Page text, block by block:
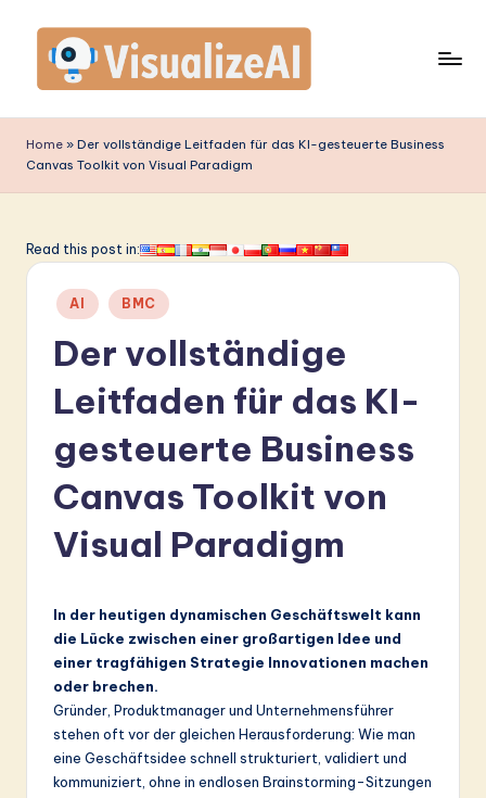
content
is
u
li
A
m
Home » Der vollständige Leitfaden für das KI-gesteuerte Business
Canvas Toolkit von Visual Paradigm
Read this post in:
Posted
in
AI BMC
Der vollständige
Leitfaden für das KI-
gesteuerte Business
Canvas Toolkit von
Visual Paradigm
In der heutigen dynamischen Geschäftswelt kann
die Lücke zwischen einer großartigen Idee und
einer tragfähigen Strategie Innovationen machen
oder brechen.
Gründer, Produktmanager und Unternehmensführer
stehen oft vor der gleichen Herausforderung: Wie man
eine Geschäftsidee schnell strukturiert, validiert und
kommuniziert, ohne in endlosen Brainstorming-Sitzungen